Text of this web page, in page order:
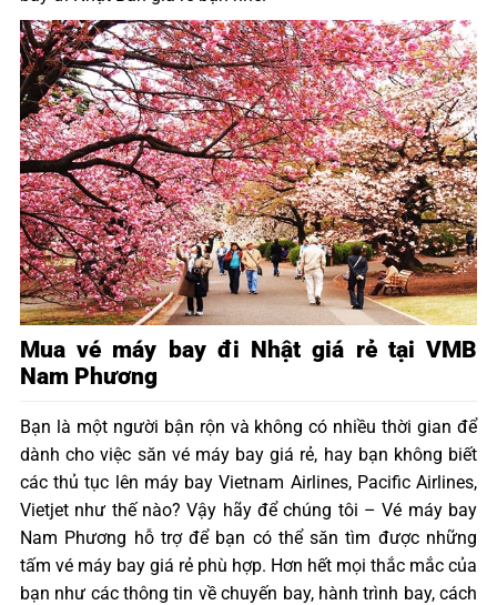
Mua vé máy bay đi Nhật giá rẻ tại VMB
Nam Phương
Bạn là một người bận rộn và không có nhiều thời gian để
dành cho việc săn vé máy bay giá rẻ, hay bạn không biết
các thủ tục lên máy bay Vietnam Airlines, Pacific Airlines,
Vietjet như thế nào? Vậy hãy để chúng tôi – Vé máy bay
Nam Phương hỗ trợ để bạn có thể săn tìm được những
tấm vé máy bay giá rẻ phù hợp. Hơn hết mọi thắc mắc của
bạn như các thông tin về chuyến bay, hành trình bay, cách